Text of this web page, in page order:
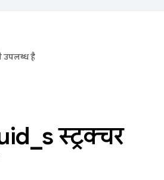
उपलब्ध है
s स्ट्रक्चर